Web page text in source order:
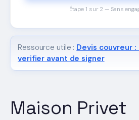
Maison Privet
Étape 1 sur 2 — Sans
Ressource utile : Devis couvreur
verifier avant de signer